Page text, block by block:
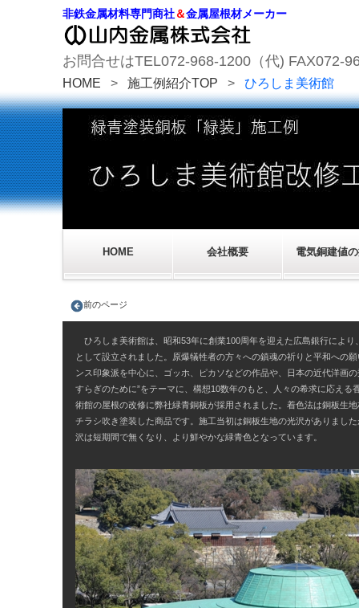
非鉄金属材料専門商社＆金属屋根材メーカー
お問合せはTEL072-968-1200（代) FAX072-
HOME > 施工例紹介TOP > ひろしま美術館
HOME 会社概要 電気銅建値
前のページ
ひろしま美術館は、昭和53年に創業100周年を迎えた広島銀行により
として設立されました。原爆犠牲者の方々への鎮魂の祈りと平和への
ンス印象派を中心に、ゴッホ、ピカソなどの作品や、日本の近代洋画
すらぎのために”をテーマに、構想10数年のもと、人々の希求に応える
術館の屋根の改修に弊社緑青銅板が採用されました。着色法は銅板生
チラシ吹き塗装した商品です。施工当初は銅板生地の光沢がありまし
沢は短期間で無くなり、より鮮やかな緑青色となっています。